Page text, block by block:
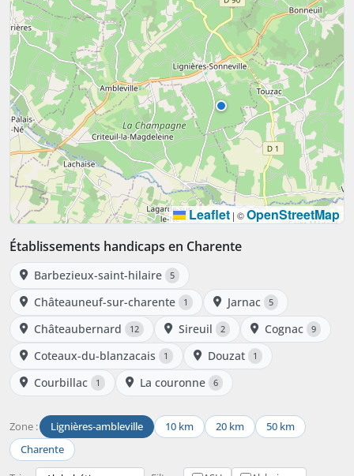
Leaflet | ©OpenStreetMap
Établissements handicaps en Charente
Barbezieux-saint-hilaire 5
Châteauneuf-sur-charente 1 Jarnac 5
Châteaubernard 12 Sireuil 2 Cognac 9
Coteaux-du-blanzacais 1 Douzat 1
Courbillac 1 La couronne 6
Zone : Lignières-ambleville 10 km 20 km
50 km
Charente